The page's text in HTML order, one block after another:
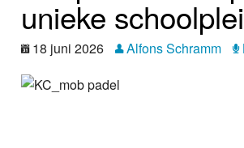
Nieuws
Foto's
unieke
18 juni 2026 Alfons Schramm